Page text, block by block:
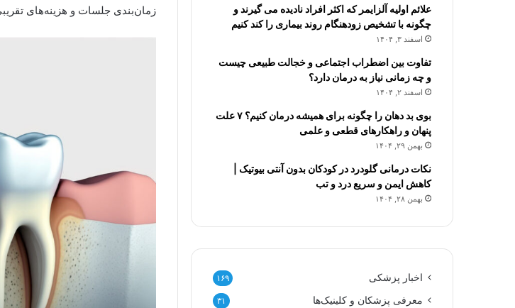
زمان‌بندی جلسات و هزینه‌های
علائم اولیه آلزایمر که اکثر افراد نادیده می گیرند و
چگونه با تشخیص زودهنگام روند بیماری را کند کنیم
اسفند ۳, ۱۴۰۴
تفاوت بین اضطراب اجتماعی و خجالت طبیعی چیست
و چه زمانی نیاز به درمان دارد؟
اسفند ۲, ۱۴۰۴
بوی بد دهان را چگونه برای همیشه درمان کنیم؟ ۷ علت
پنهان و راهکارهای قطعی و علمی
بهمن ۲۹, ۱۴۰۴
نکات درمانی گلودرد در کودکان بدون آنتی بیوتیک |
کاهش ایمن و سریع درد و تب
بهمن ۲۸, ۱۴۰۴
اخبار پزشکی ۱۶۹
معرفی پزشکان و کلینیک‌ها ۳۱